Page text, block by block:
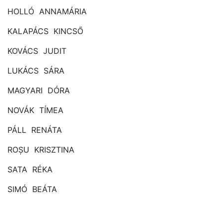
HOLLÓ ANNAMÁRIA
KALAPÁCS KINCSŐ
KOVÁCS JUDIT
LUKÁCS SÁRA
MAGYARI DÓRA
NOVÁK TÍMEA
PÁLL RENÁTA
ROȘU KRISZTINA
SATA RÉKA
SIMÓ BEÁTA